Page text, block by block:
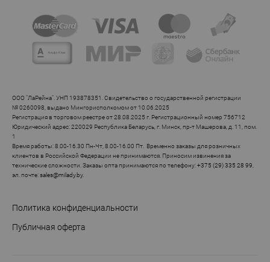
ООО "ЛаРейна". УНП 193878351. Свидетельство о государственной регистрации
№ 0260098, выдано Мингорисполкомом от 10.06.2025
Регистрация в торговом реестре от 28.08.2025 г. Регистрационный номер 756712
Юридический адрес: 220029 Республика Беларусь, г. Минск, пр-т Машерова, д. 11, пом.
1
Время работы: 8.00-16.30 Пн-Чт, 8.00-16.00 Пт. Временно заказы для розничных
клиентов в Российской Федерации не принимаются. Приносим извинения за
технические сложности. Заказы опта принимаются по телефону:+375 (29) 335 28 99
эл. почте:sales@milady.by.
Политика конфиденциальности
Публичная оферта